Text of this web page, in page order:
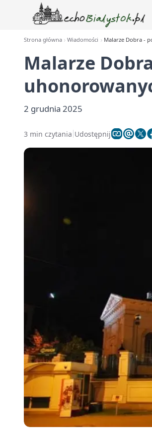
Strona główna Wiadomości Malarze Dobra -
Malarze
2 grudnia 2025
3 min czytania Udostępnij